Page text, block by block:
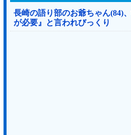
長崎の語り部のお爺ちゃん(84)
が必要』と言われびっくり